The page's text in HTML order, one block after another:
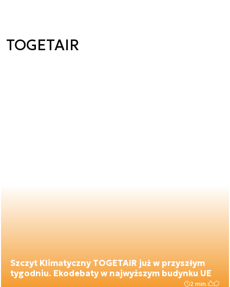
TOGETAIR
Szczyt Klimatyczny TOGETAIR już w przyszłym
tygodniu. Ekodebaty w najwyższym budynku UE
2 min.